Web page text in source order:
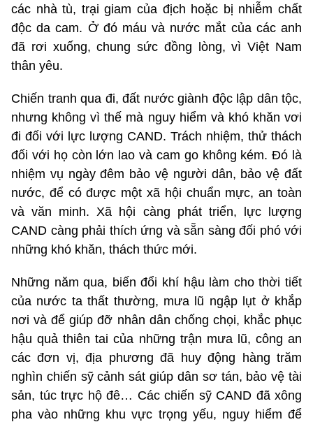
các nhà tù, trại giam của địch hoặc bị nhiễm chất
độc da cam. Ở đó máu và nước mắt của các anh
đã rơi xuống, chung sức đồng lòng, vì Việt Nam
thân yêu.
Chiến tranh qua đi, đất nước giành độc lập dân tộc,
nhưng không vì thế mà nguy hiểm và khó khăn vơi
đi đối với lực lượng CAND. Trách nhiệm, thử thách
đối với họ còn lớn lao và cam go không kém. Đó là
nhiệm vụ ngày đêm bảo vệ người dân, bảo vệ đất
nước, để có được một xã hội chuẩn mực, an toàn
và văn minh. Xã hội càng phát triển, lực lượng
CAND càng phải thích ứng và sẵn sàng đối phó với
những khó khăn, thách thức mới.
Những năm qua, biến đổi khí hậu làm cho thời tiết
của nước ta thất thường, mưa lũ ngập lụt ở khắp
nơi và để giúp đỡ nhân dân chống chọi, khắc phục
hậu quả thiên tai của những trận mưa lũ, công an
các đơn vị, địa phương đã huy động hàng trăm
nghìn chiến sỹ cảnh sát giúp dân sơ tán, bảo vệ tài
sản, túc trực hộ đê… Các chiến sỹ CAND đã xông
pha vào những khu vực trọng yếu, nguy hiểm để